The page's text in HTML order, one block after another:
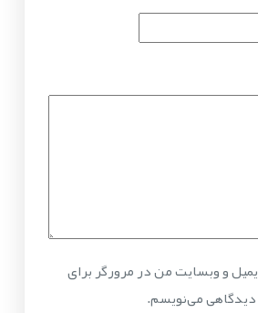
و وبسایت من در مرورگر برای
دیدگاهی می‌نویسم.